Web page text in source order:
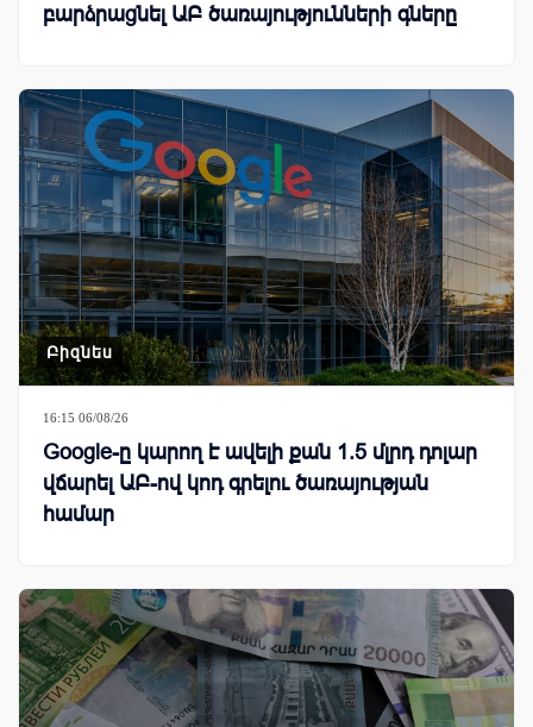
բարձրացնել ԱԲ ծառայությունների գները
Բիզնես
16:15 06/08/26
Google-ը կարող է ավելի քան 1.5 մլրդ դոլար
վճարել ԱԲ-ով կոդ գրելու ծառայության
համար